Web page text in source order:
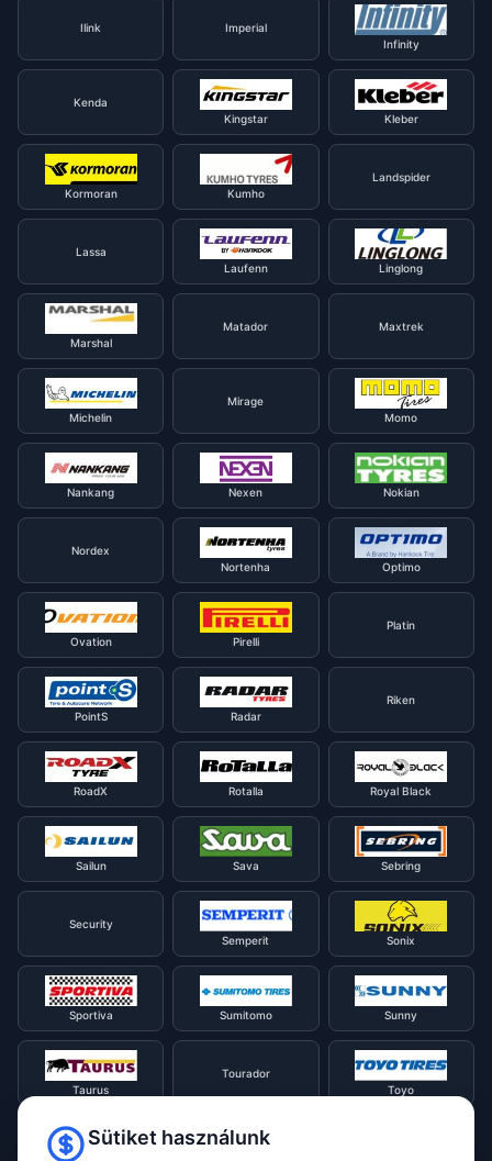
Ilink
Imperial
Infinity
Kenda
Kingstar
Kleber
Kormoran Kumho
Landspider
Lassa
Laufenn
Linglong
Marshal
Matador Maxtrek
Michelin
Mirage
Momo
Nankang Nexen Nokian
Nordex
Nortenha
Optimo
Ovation Pirelli
Platin
PointS Radar
Riken
RoadX Rotalla Royal Black
Sailun Sava Sebring
Security
Semperit
Sonix
Sportiva Sumitomo Sunny
Taurus
Tourador
Toyo
TracmaxSütiket használunk